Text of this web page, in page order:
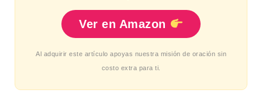
Ver en Amazon
Al adquirir este artículo apoyas nuestra misión de oración sin
costo extra para ti.